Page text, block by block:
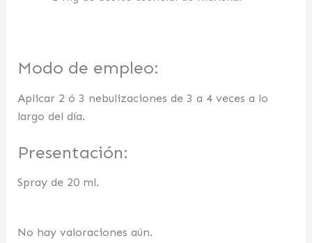
Modo de empleo:
Aplicar 2 ó 3 nebulizaciones de 3 a 4 veces a lo
largo del día.
Presentación:
Spray de 20 ml.
No hay valoraciones aún.